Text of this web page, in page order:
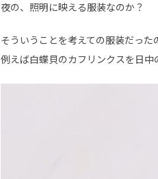
夜の、照明に映える服装なのか？
そういうことを考えての服装だった
例えば白蝶貝のカフリンクスを日中